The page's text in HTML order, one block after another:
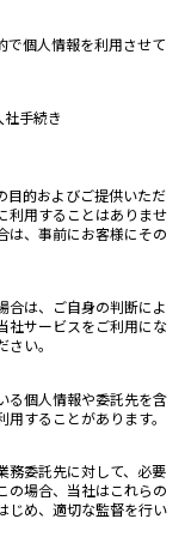
で個人情報を利用させて
手続き
目的およびご提供いただ
利用することはありませ
は、事前にお客様にその
合は、ご自身の判断によ
社サービスをご利用にな
い。
る個人情報や委託先を含
することがあります。
務委託先に対して、必要
の場合、当社はこれらの
じめ、適切な監督を行い